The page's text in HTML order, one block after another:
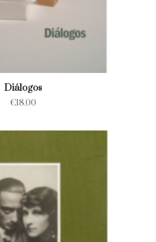
Diálogos
€18.00